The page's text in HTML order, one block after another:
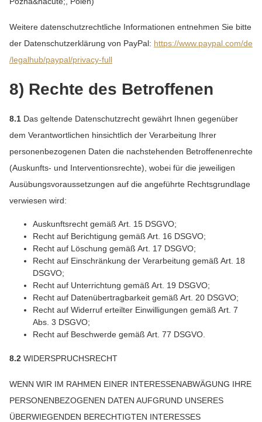
Weitere datenschutzrechtliche Informationen entnehmen Sie bitte
der Datenschutzerklärung von PayPal: https://www.paypal.com/de
/legalhub/paypal/privacy-full
8) Rechte des Betroffenen
8.1 Das geltende Datenschutzrecht gewährt Ihnen gegenüber
dem Verantwortlichen hinsichtlich der Verarbeitung Ihrer
personenbezogenen Daten die nachstehenden Betroffenenrechte
(Auskunfts- und Interventionsrechte), wobei für die jeweiligen
Ausübungsvoraussetzungen auf die angeführte Rechtsgrundlage
verwiesen wird:
Auskunftsrecht gemäß Art. 15 DSGVO;
Recht auf Berichtigung gemäß Art. 16 DSGVO;
Recht auf Löschung gemäß Art. 17 DSGVO;
Recht auf Einschränkung der Verarbeitung gemäß Art. 18
DSGVO;
Recht auf Unterrichtung gemäß Art. 19 DSGVO;
Recht auf Datenübertragbarkeit gemäß Art. 20 DSGVO;
Recht auf Widerruf erteilter Einwilligungen gemäß Art. 7
Abs. 3 DSGVO;
Recht auf Beschwerde gemäß Art. 77 DSGVO.
8.2 WIDERSPRUCHSRECHT
WENN WIR IM RAHMEN EINER INTERESSENABWÄGUNG IHRE
PERSONENBEZOGENEN DATEN AUFGRUND UNSERES
ÜBERWIEGENDEN BERECHTIGTEN INTERESSES